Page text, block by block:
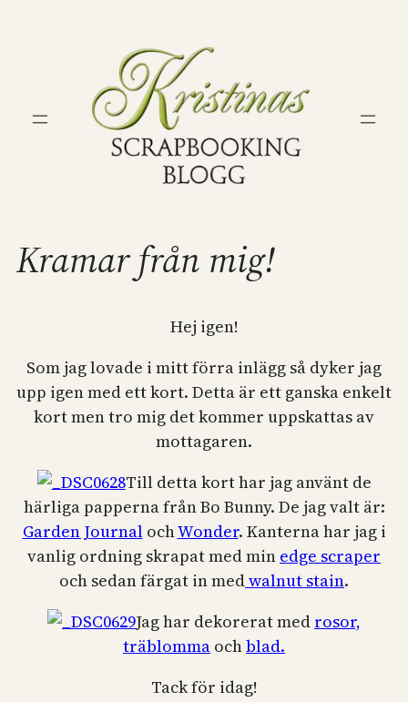
Kramar från mig!
Hej igen!
Som jag lovade i mitt förra inlägg så dyker jag
upp igen med ett kort. Detta är ett ganska enkelt
kort men tro mig det kommer uppskattas av
mottagaren.
Till detta kort har jag använt de
härliga papperna från Bo Bunny. De jag valt är:
Garden JournalochWonder. Kanterna har jag i
vanlig ordning skrapat med min edge scraper
och sedan färgat in medwalnut stain.
Jag har dekorerat med rosor,
träblomma ochblad.
Tack för idag!